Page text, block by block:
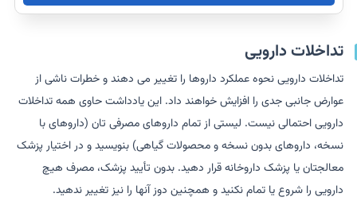
تداخلات دارویی
تداخلات دارویی نحوه عملکرد داروها را تغییر می دهند و خطرات ناشی از
عوارض جانبی جدی را افزایش خواهند داد. این یادداشت حاوی همه تداخلات
دارویی احتمالی نیست. لیستی از تمام داروهای مصرفی تان (داروهای با
نسخه، داروهای بدون نسخه و محصولات گیاهی) بنویسید و در اختیار پزشک
معالجتان یا پزشک داروخانه قرار دهید. بدون تأیید پزشک، مصرف هیچ
دارویی را شروع یا تمام نکنید و همچنین دوز آنها را نیز تغییر ندهید.